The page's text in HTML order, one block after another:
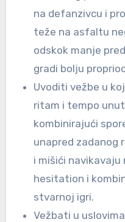
na defanzivcu i
teže na asfaltu
odskok manje
gradi bolju
Uvoditi vežbe u
ritam i tempo
kombinirajući
unapred zadanog
i mišići
hesitation i
stvarnoj igri.
Vežbati u